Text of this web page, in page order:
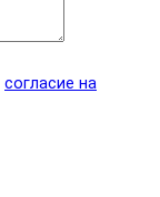
согласие на